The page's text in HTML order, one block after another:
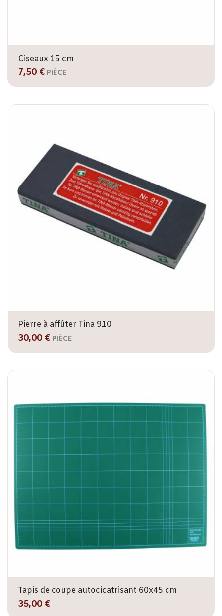
Ciseaux 15 cm
7,50 € PIÈCE
Pierre à affûter Tina 910
30,00 € PIÈCE
Tapis de coupe autocicatrisant 60x45 cm
35,00 €